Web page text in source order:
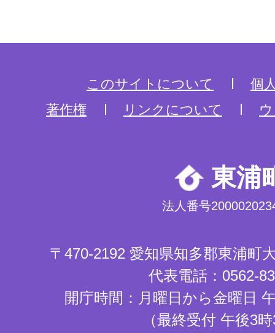
このサイトについて
個
著作権
リンクについて
東浦
法人番号
〒470-2192 愛知県知多郡東浦町
代表電話：0562-
開庁時間：月曜日から金曜日
（最終受付 午後3